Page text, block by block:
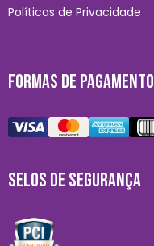
Políticas de Privacidade
FORMAS DE PAGAMENTO
SELOS DE SEGURANÇA